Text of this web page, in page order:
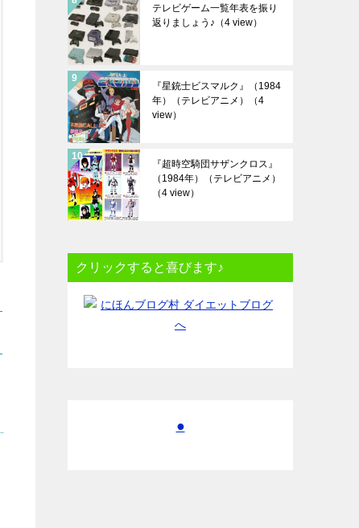
テレビゲーム一覧年表を振り
返りましょう♪ （4 view）
『星銃士ビスマルク』（1984
年）（テレビアニメ）
（4
view）
『超時空騎団サザンクロス』
（1984年）（テレビアニメ）
（4 view）
クリックすると喜びます♪
●